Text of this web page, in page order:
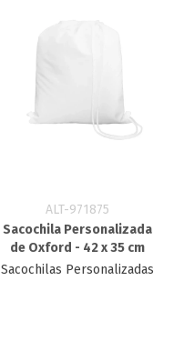
ALT-971875
Sacochila Personalizada
de Oxford - 42 x 35 cm
Sacochilas Personalizadas